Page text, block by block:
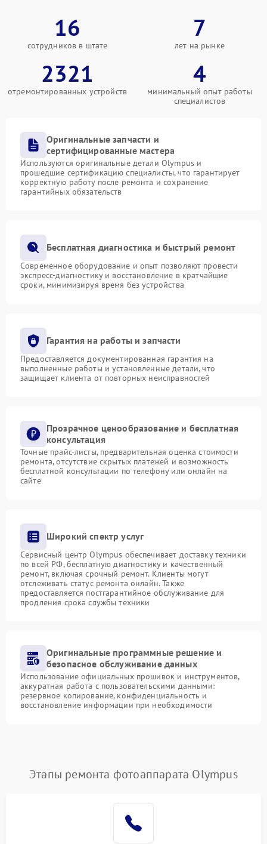
16
сотрудников в штате
7
лет на рынке
2321
отремонтированных устройств
4
минимальный опыт работы
специалистов
Оригинальные запчасти и
сертифицированные мастера
Используются оригинальные детали Olympus и
прошедшие сертификацию специалисты, что гарантирует
корректную работу после ремонта и сохранение
гарантийных обязательств
Бесплатная диагностика и быстрый ремонт
Современное оборудование и опыт позволяют провести
экспресс-диагностику и восстановление в кратчайшие
сроки, минимизируя время без устройства
Гарантия на работы и запчасти
Предоставляется документированная гарантия на
выполненные работы и установленные детали, что
защищает клиента от повторных неисправностей
Прозрачное ценообразование и бесплатная
консультация
Точные прайс-листы, предварительная оценка стоимости
ремонта, отсутствие скрытых платежей и возможность
бесплатной консультации по телефону или онлайн на
сайте
Широкий спектр услуг
Сервисный центр Olympus обеспечивает доставку техники
по всей РФ, бесплатную диагностику и качественный
ремонт, включая срочный ремонт. Клиенты могут
отслеживать статус ремонта онлайн. Также
предоставляется постгарантийное обслуживание для
продления срока службы техники
Оригинальные программные решение и
безопасное обслуживание данных
Использование официальных прошивок и инструментов,
аккуратная работа с пользовательскими данными:
резервное копирование, конфиденциальность и
восстановление информации при необходимости
Этапы ремонта фотоаппарата Olympus